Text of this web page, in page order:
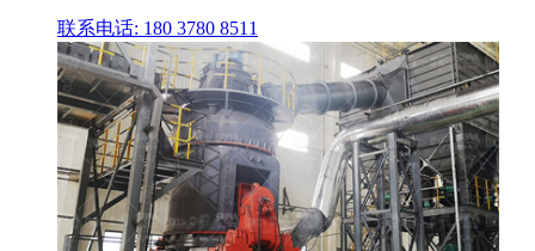
联系电话: 180 3780 8511